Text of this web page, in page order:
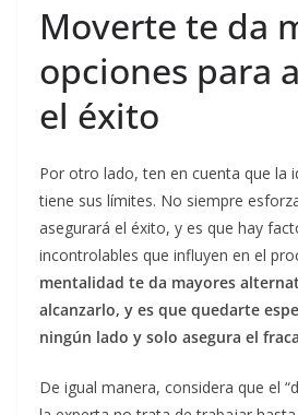
Moverte te da
opciones para
el éxito
Por otro lado, ten en cuenta que la
tiene sus límites. No siempre
asegurará el éxito, y es que hay
incontrolables que influyen en el
mentalidad te da mayores
alcanzarlo, y es que quedarte
ningún lado y solo asegura el
De igual manera, considera que el